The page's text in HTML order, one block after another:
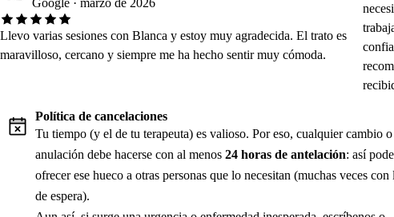
Llevo varias sesiones con Blanca y estoy muy agradecida. El trato es
maravilloso, cercano y siempre me ha hecho sentir muy cómoda.
Política de cancelaciones
Tu tiempo (y el de tu terapeuta) es valioso. Por eso, cualquier cambio o
anulación debe hacerse con al menos 24 horas de antelación: así
ofrecer ese hueco a otras personas que lo necesitan (muchas veces con
de espera).